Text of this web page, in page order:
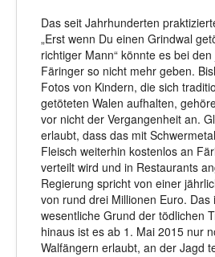
Das seit Jahrhunderten
„Erst wenn Du einen Grindwal
richtiger Mann“ könnte es bei
Färinger so nicht mehr geben.
Fotos von Kindern, die sich
getöteten Walen aufhalten,
vor nicht der Vergangenheit an.
erlaubt, dass das mit
Fleisch weiterhin kostenlos an
verteilt wird und in Restaurants
Regierung spricht von einer
von rund drei Millionen Euro. Das
wesentliche Grund der tödlichen
hinaus ist es ab 1. Mai 2015 nur
Walfängern erlaubt, an der Jagd